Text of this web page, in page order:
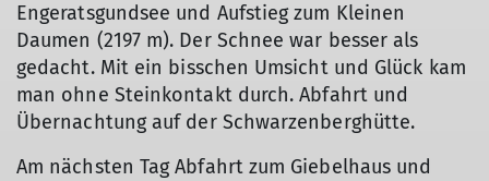
Engeratsgundsee und Aufstieg zum Kleinen
Daumen (2197 m). Der Schnee war besser als
gedacht. Mit ein bisschen Umsicht und Glück kam
man ohne Steinkontakt durch. Abfahrt und
Übernachtung auf der Schwarzenberghütte.
Am nächsten Tag Abfahrt zum Giebelhaus und